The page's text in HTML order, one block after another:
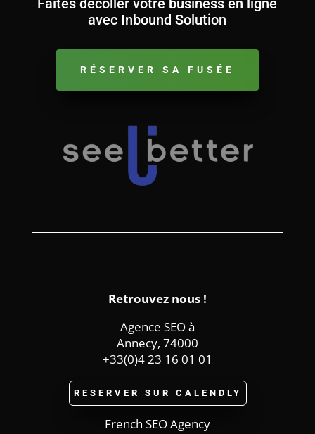
Faîtes décoller votre business en ligne
avec Inbound Solution
RÉSERVER SA FUSÉE
Retrouvez nous !
Agence SEO à
Annecy, 74000
+33(0)4 23 16 01 01
RESERVER SUR CALENDLY
French SEO Agency